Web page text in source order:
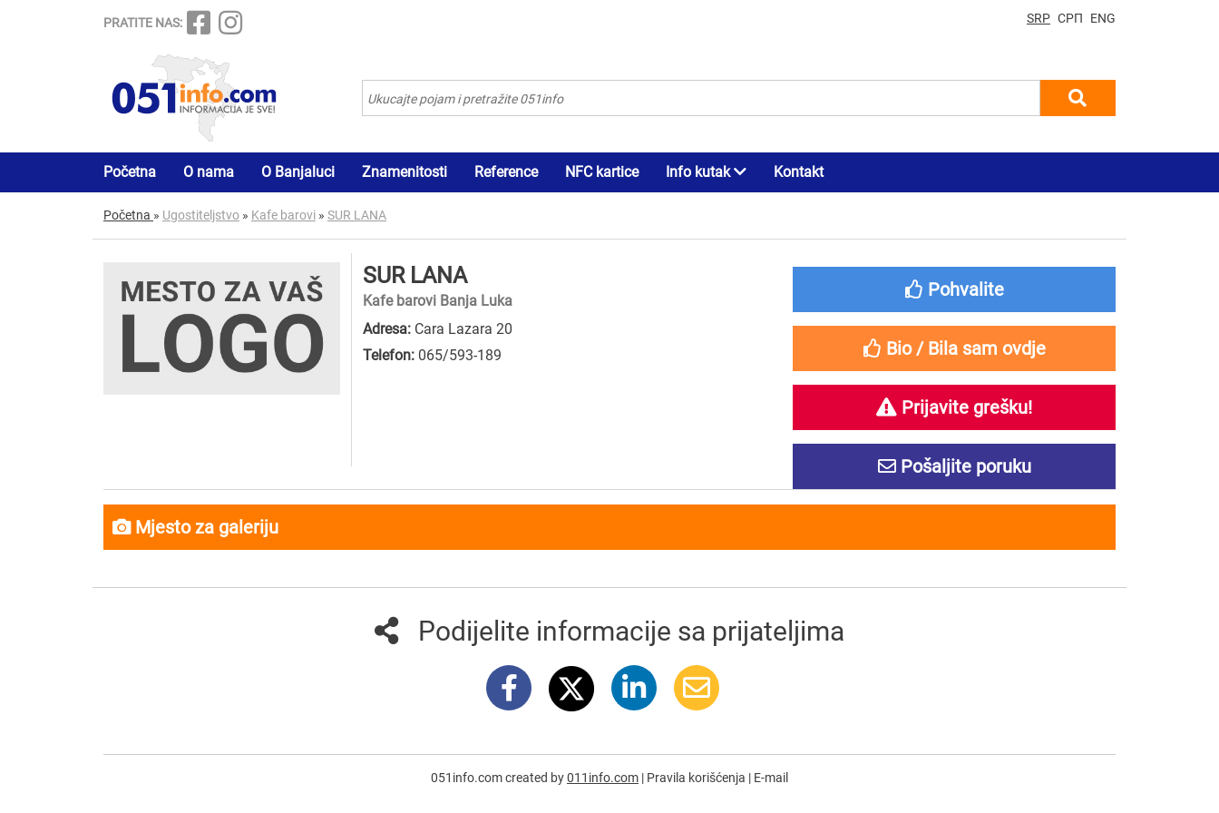
PRATITE NAS: SRP СРП ENG
Početna O nama O Banjaluci Znamenitosti Reference NFC kartice Info kutak Kontakt
Početna » Ugostiteljstvo » Kafe barovi » SUR LANA
SUR LANA
Kafe barovi Banja Luka
Adresa: Cara Lazara 20
Telefon: 065/593-189
Pohvalite
Bio / Bila sam ovdje
Prijavite grešku!
Pošaljite poruku
Mjesto za galeriju
Podijelite informacije sa prijateljima
051info.com created by011info.com | Pravila korišćenja | E-mail